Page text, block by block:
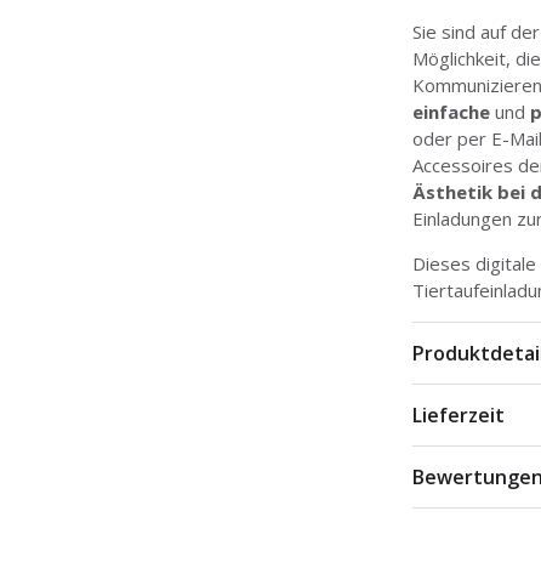
Sie sind auf
Möglichkeit,
einfache und
oder per E-
Accessoires
Ästhetik bei
Einladungen
Dieses
Lieferzeit
Bewertungen